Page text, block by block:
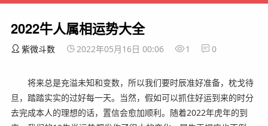
2022牛人属相运势大全
紫微斗数 2022年05月16日 00:06 1 0
将来总是充溢未知和变数，所以我们要时辰准好准备，枕戈待
旦，踏踏实实的过好每一天。当然，假如可以抓住好运到来的时分
去完成本人的理想的话，置信会愈加顺利。随着2022年虎年的到